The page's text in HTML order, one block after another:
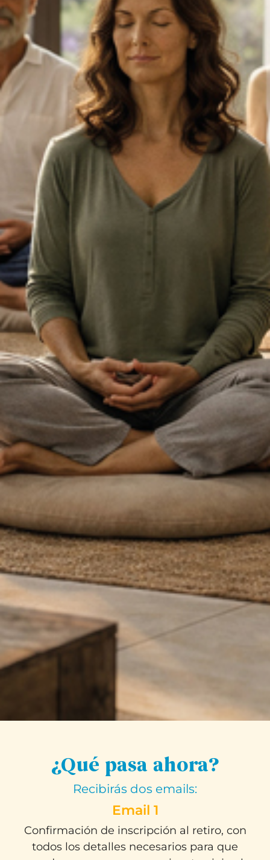
¿Qué pasa ahora?
Recibirás dos emails:
Email 1
Confirmación de inscripción al retiro, con
todos los detalles necesarios para que